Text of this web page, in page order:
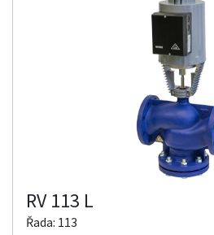
RV 113 L
Řada: 113